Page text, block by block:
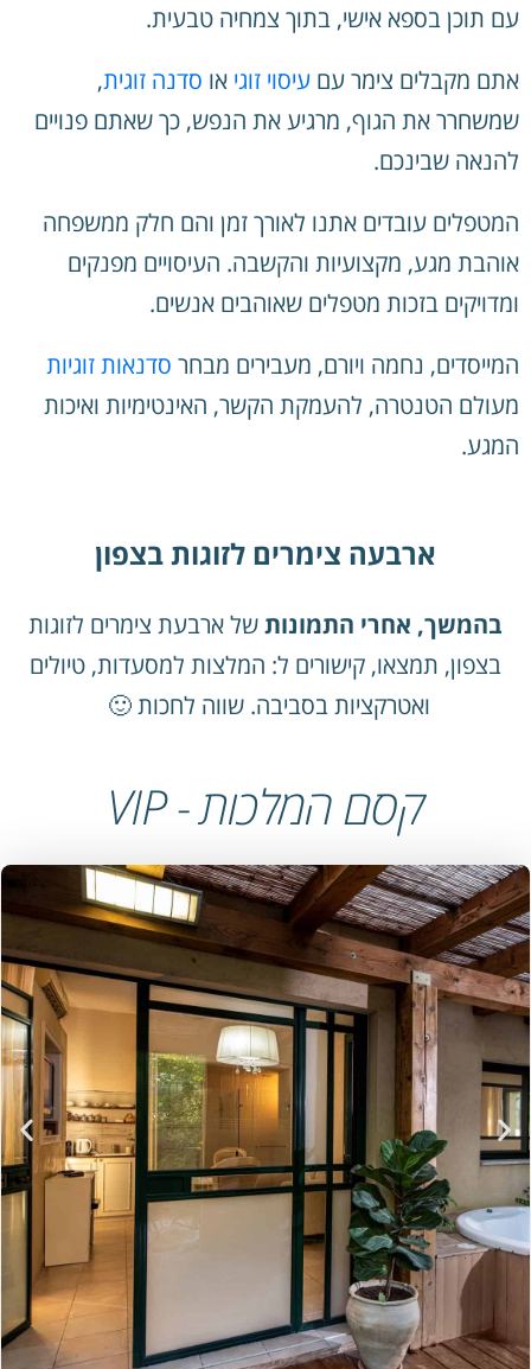
עם תוכן בספא אישי, בתוך צמחיה טבעית.
אתם מקבלים צימר עם עיסוי זוגי או סדנה זוגית,
שמשחרר את הגוף, מרגיע את הנפש, כך שאתם פנויים
להנאה שבינכם.
המטפלים עובדים אתנו לאורך זמן והם חלק ממשפחה
אוהבת מגע, מקצועיות והקשבה. העיסויים מפנקים
ומדויקים בזכות מטפלים שאוהבים אנשים.
המייסדים, נחמה ויורם, מעבירים מבחר סדנאות זוגיות
מעולם הטנטרה, להעמקת הקשר, האינטימיות ואיכות
המגע.
ארבעה צימרים לזוגות בצפון
בהמשך, אחרי התמונותשל ארבעת צימרים לזוגות
בצפון, תמצאו, קישורים ל: המלצות למסעדות, טיולים
ואטרקציות בסביבה. שווה לחכות 🙂
קסם המלכות - VIP